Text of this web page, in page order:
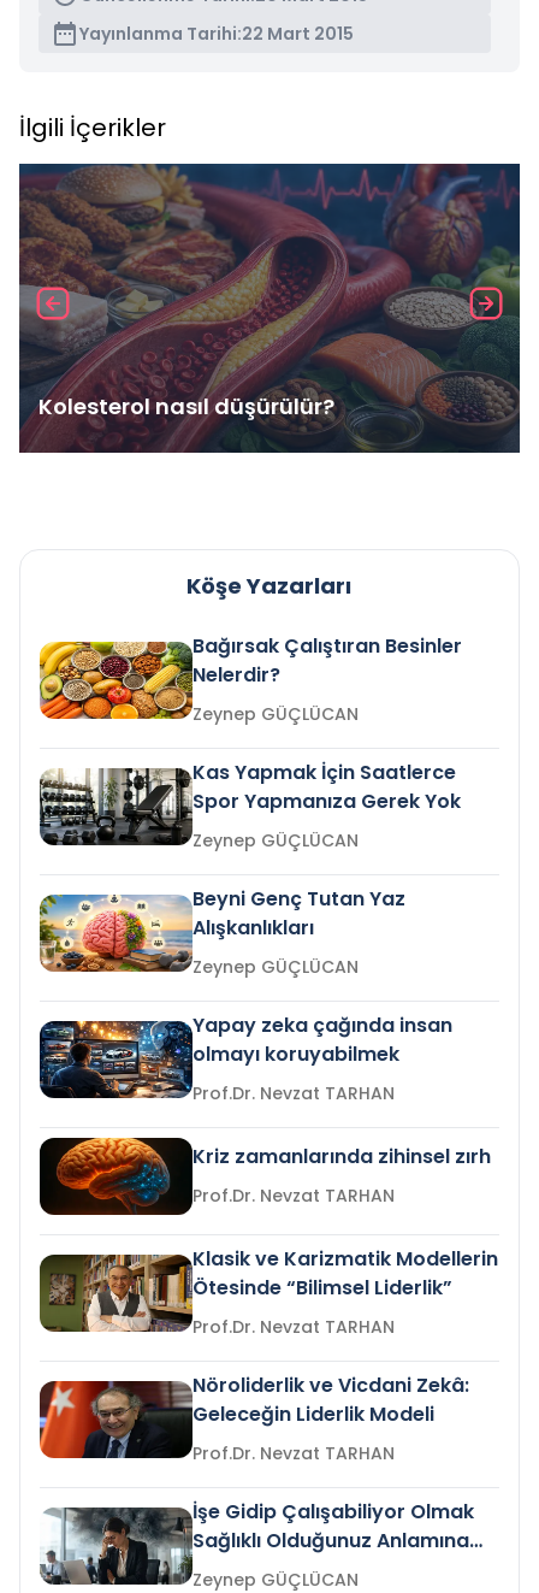
Yayınlanma Tarihi:22 Mart 2015
İlgili İçerikler
Kolesterol nasıl düşürülür?
Köşe Yazarları
Bağırsak Çalıştıran Besinler
Nelerdir?
Zeynep GÜÇLÜCAN
Kas Yapmak İçin Saatlerce
Spor Yapmanıza Gerek Yok
Zeynep GÜÇLÜCAN
Beyni Genç Tutan Yaz
Alışkanlıkları
Zeynep GÜÇLÜCAN
Yapay zeka çağında insan
olmayı koruyabilmek
Prof.Dr. Nevzat TARHAN
Kriz zamanlarında zihinsel zırh
Prof.Dr. Nevzat TARHAN
Klasik ve Karizmatik Modellerin
Ötesinde “Bilimsel Liderlik”
Prof.Dr. Nevzat TARHAN
Nöroliderlik ve Vicdani Zekâ:
Geleceğin Liderlik Modeli
Prof.Dr. Nevzat TARHAN
İşe Gidip Çalışabiliyor Olmak
Sağlıklı Olduğunuz Anlamına
Gelir mi?Zeynep GÜÇLÜCAN